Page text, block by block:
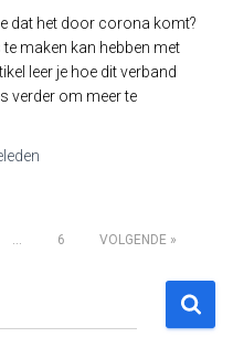
dat het door corona komt?
maken kan hebben met
leer je hoe dit verband
verder om meer te
6 VOLGENDE